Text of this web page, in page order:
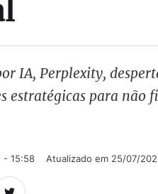
IA, Perplexity,
estratégicas para
- 15:58 Atualizado em 25/07/